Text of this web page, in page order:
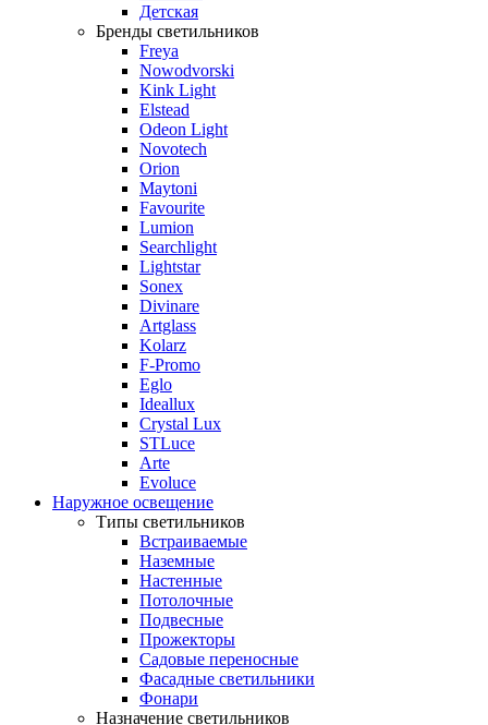
Детская
Бренды светильников
Freya
Nowodvorski
Kink Light
Elstead
Odeon Light
Novotech
Orion
Maytoni
Favourite
Lumion
Searchlight
Lightstar
Sonex
Divinare
Artglass
Kolarz
F-Promo
Eglo
Ideallux
Crystal Lux
STLuce
Arte
Evoluce
Наружное освещение
Типы светильников
Встраиваемые
Наземные
Настенные
Потолочные
Подвесные
Прожекторы
Садовые переносные
Фасадные светильники
Фонари
Назначение светильников